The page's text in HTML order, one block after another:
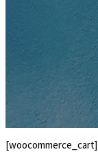
[woocommerce_cart]